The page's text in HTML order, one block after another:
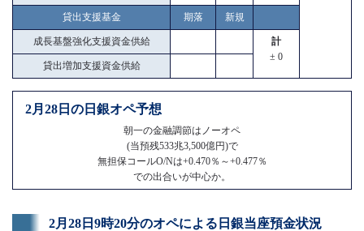
貸出支援基金 期落 新規
成長基盤強化支援資金供給
計
± 0
貸出増加支援資金供給
2月28日の日銀オペ予想
朝一の金融調節はノーオペ
(当預残533兆3,500億円)で
無担保コールO/Nは+0.470％～+0.477％
での出合いが中心か。
2月28日9時20分のオペによる日銀当座預金状況